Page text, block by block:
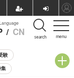
menu
/ CN search
験
集